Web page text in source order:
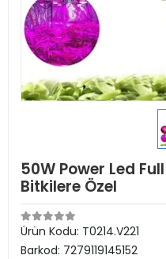
50W Power Led
Bitkilere Özel
Ürün Kodu: T0214.V221
Barkod: 7279119145152